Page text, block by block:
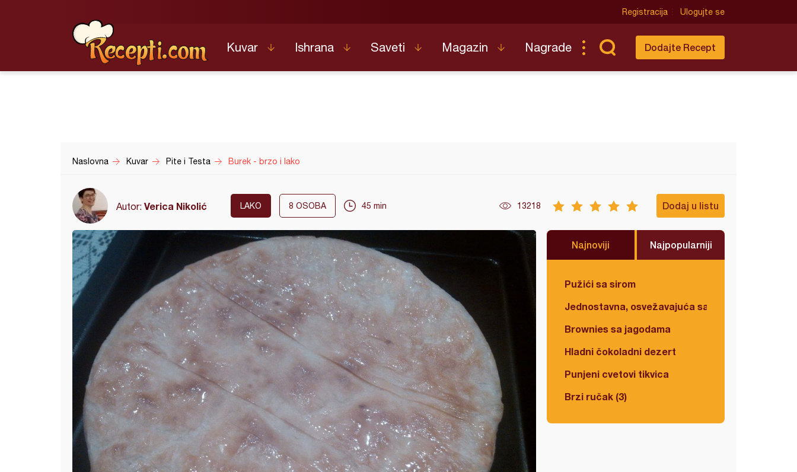
Registracija Ulogujte se
Kuvar Ishrana Saveti Magazin Nagrade Dodajte Recept
Naslovna Kuvar Pite i Testa Burek - brzo i lako
Autor: Verica Nikolić LAKO 8 OSOBA 45 min 13218 Dodaj u listu
Najnoviji Najpopularniji
Pužići sa sirom
Jednostavna, osvežavajuća salata
Brownies sa jagodama
Hladni čokoladni dezert
Punjeni cvetovi tikvica
Brzi ručak (3)